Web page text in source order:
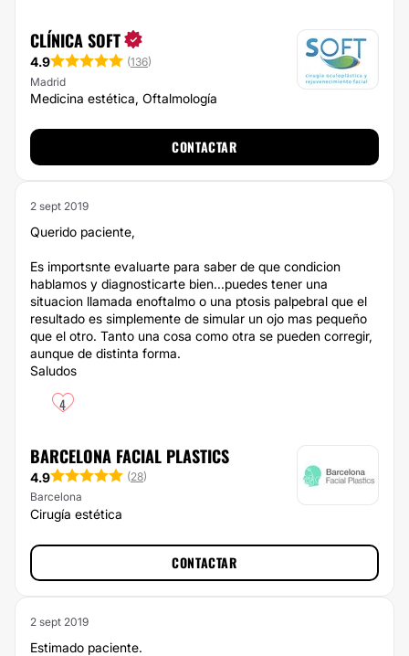
CLÍNICA SOFT
4.9 (136)
Madrid
Medicina estética, Oftalmología
CONTACTAR
2 sept 2019
Querido paciente,
Es importsnte evaluarte para saber de que condicion
hablamos y diagnosticarte bien...puedes tener una
situacion llamada enoftalmo o una ptosis palpebral que el
resultado es simplemente de simular un ojo mas pequeño
que el otro. Tanto una cosa como otra se pueden corregir,
aunque de distinta forma.
Saludos
4
BARCELONA FACIAL PLASTICS
4.9 (28)
Barcelona
Cirugía estética
CONTACTAR
2 sept 2019
Estimado paciente.